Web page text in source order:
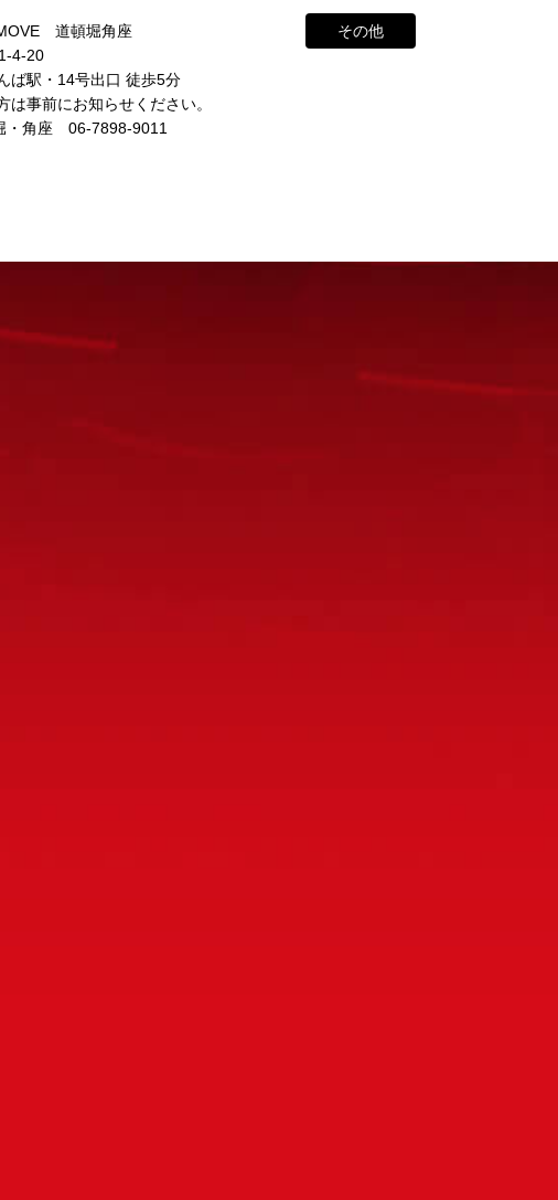
道頓堀角座
4-20
ば駅・14号出口 徒歩5分
は事前にお知らせください。
・角座 06-7898-9011
その他
角座とは
館と共に、消滅致しました。
インメントの中心である東京・大阪で復活させ、 新たな歴史をスター
テインナーが続々と輩出され、文化の発展に寄与できるものと考えてお
感想（※）